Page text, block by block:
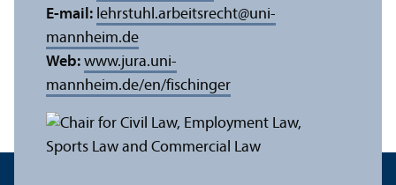
E-mail: lehrstuhl.arbeitsrecht@uni-
mannheim.de
Web: www.jura.uni-
mannheim.de/en/fischinger